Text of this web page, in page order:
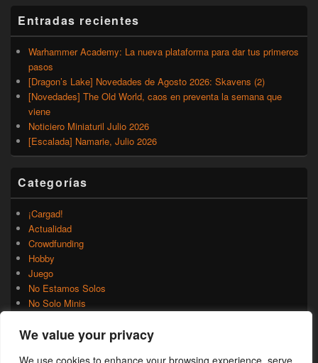
We value your privacy
We use cookies to enhance your browsing experience, serve
Entradas recientes
Warhammer Academy: La nueva plataforma para dar tus primeros
pasos
[Dragon’s Lake] Novedades de Agosto 2026: Skavens (2)
[Novedades] The Old World, caos en preventa la semana que
viene
Noticiero Miniaturil Julio 2026
[Escalada] Namarie, Julio 2026
Categorías
¡Cargad!
Actualidad
Crowdfunding
Hobby
Juego
No Estamos Solos
No Solo Minis
Rumores